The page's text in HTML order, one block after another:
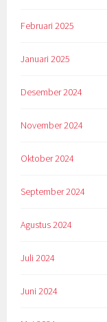
Februari 2025
Januari 2025
Desember 2024
November 2024
Oktober 2024
September 2024
Agustus 2024
Juli 2024
Juni 2024